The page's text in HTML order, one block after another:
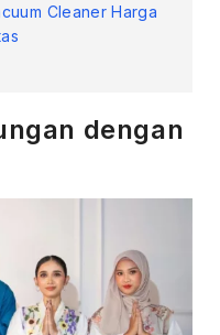
Cleaner Harga
dengan